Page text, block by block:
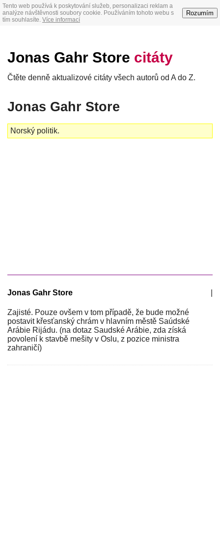
Tento web používá k poskytování služeb, personalizaci reklam a
analýze návštěvnosti soubory cookie. Používáním tohoto webu s
tím souhlasíte. Více informací
Rozumím
Jonas Gahr Store citáty
Čtěte denně aktualizové citáty všech autorů od A do Z.
Jonas Gahr Store
Norský politik.
Jonas Gahr Store
Zajisté. Pouze ovšem v tom případě, že bude možné
postavit křesťanský chrám v hlavním městě Saúdské
Arábie Rijádu. (na dotaz Saudské Arábie, zda získá
povolení k stavbě mešity v Oslu, z pozice ministra
zahraničí)